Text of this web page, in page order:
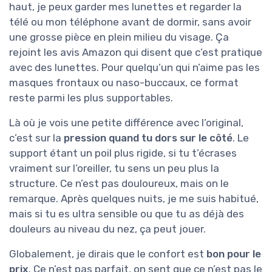
haut, je peux garder mes lunettes et regarder la
télé ou mon téléphone avant de dormir, sans avoir
une grosse pièce en plein milieu du visage. Ça
rejoint les avis Amazon qui disent que c’est pratique
avec des lunettes. Pour quelqu’un qui n’aime pas les
masques frontaux ou naso-buccaux, ce format
reste parmi les plus supportables.
Là où je vois une petite différence avec l’original,
c’est sur la pression quand tu dors sur le côté. Le
support étant un poil plus rigide, si tu t’écrases
vraiment sur l’oreiller, tu sens un peu plus la
structure. Ce n’est pas douloureux, mais on le
remarque. Après quelques nuits, je me suis habitué,
mais si tu es ultra sensible ou que tu as déjà des
douleurs au niveau du nez, ça peut jouer.
Globalement, je dirais que le confort est bon pour le
prix. Ce n’est pas parfait, on sent que ce n’est pas le